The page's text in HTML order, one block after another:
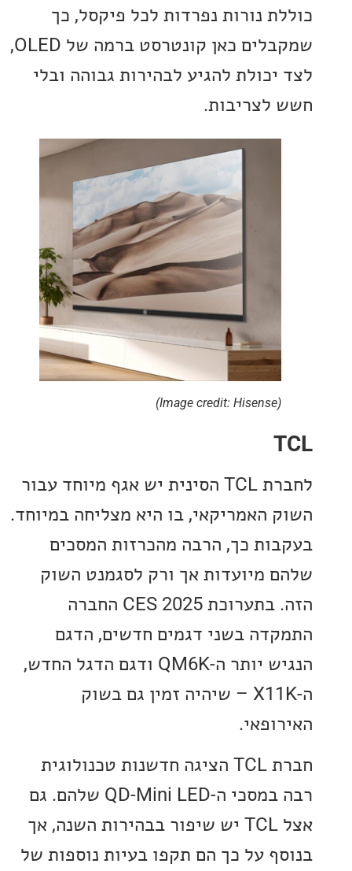
נורות נפרדות לכל פיקסל, כך
שמקבלים כאן קונטרסט ברמה של OLED,
להגיע לבהירות גבוהה ובלי
לחברת TCL הסינית יש אגף מיוחד עבור
האמריקאי, בו היא מצליחה במיוחד.
כך, הרבה מהכרזות המסכים
מיועדות אך ורק לסגמנט השוק
הזה. בתערוכת CES 2025 החברה
בשני דגמים חדשים, הדגם
הנגיש יותר ה-QM6K ודגם הדגל החדש,
ה-X11K – שיהיה זמין גם בשוק
חברת TCL הציגה חדשנות טכנולוגית
רבה במסכי ה-QD-Mini LED שלהם. גם
אצל TCL יש שיפור בבהירות השנה, אך
על כך הם תקפו בעיות נוספות של